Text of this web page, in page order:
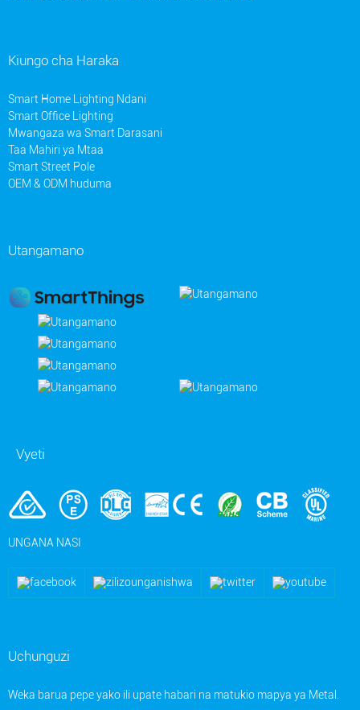
Kiungo cha Haraka
Smart Home Lighting Ndani
Smart Office Lighting
Mwangaza wa Smart Darasani
Taa Mahiri ya Mtaa
Smart Street Pole
OEM & ODM huduma
Utangamano
Vyeti
UNGANA NASI
Uchunguzi
Weka barua pepe yako ili upate habari na matukio mapya ya Metal.